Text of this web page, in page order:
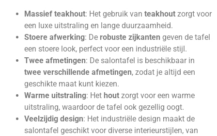
Massief teakhout: Het gebruik van teakhout zorgt voor
een luxe uitstraling en lange duurzaamheid.
Stoere afwerking: De robuste zijkanten geven de tafel
een stoere look, perfect voor een industriële stijl.
Twee afmetingen: De salontafel is beschikbaar in
twee verschillende afmetingen, zodat je altijd een
geschikte maat kunt kiezen.
Warme uitstraling: Het hout zorgt voor een warme
uitstraling, waardoor de tafel ook gezellig oogt.
Veelzijdig design: Het industriële design maakt de
salontafel geschikt voor diverse interieurstijlen, van